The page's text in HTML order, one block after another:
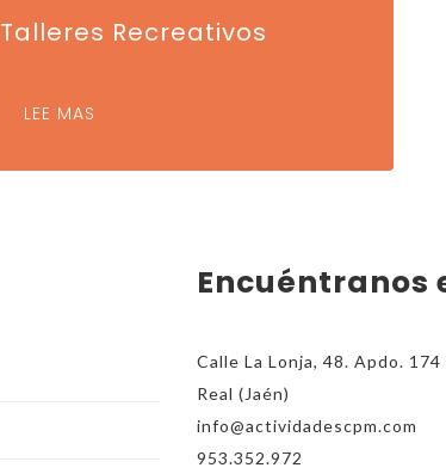
Talleres Recreativos
LEE MAS
Encuéntranos
Calle La Lonja, 48. Apdo. 174
Real (Jaén)
info@actividadescpm.com
953.352.972